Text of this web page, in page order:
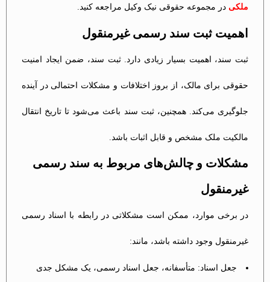
ملکی در مجموعه حقوقی نیک وکیل مراجعه کنید.
اهمیت ثبت سند رسمی غیرمنقول
ثبت سند، اهمیت بسیار زیادی دارد. ثبت سند، ضمن ایجاد امنیت
حقوقی برای مالک، از بروز اختلافات و مشکلات احتمالی در آینده
جلوگیری می‌کند. همچنین، ثبت سند باعث می‌شود تا تاریخ انتقال
مالکیت ملک مشخص و قابل اثبات باشد.
مشکلات و چالش‌های مربوط به سند رسمی
غیرمنقول
در برخی موارد، ممکن است مشکلاتی در رابطه با اسناد رسمی
غیرمنقول وجود داشته باشد، مانند:
جعل اسناد: متأسفانه، جعل اسناد رسمی، یک مشکل جدی